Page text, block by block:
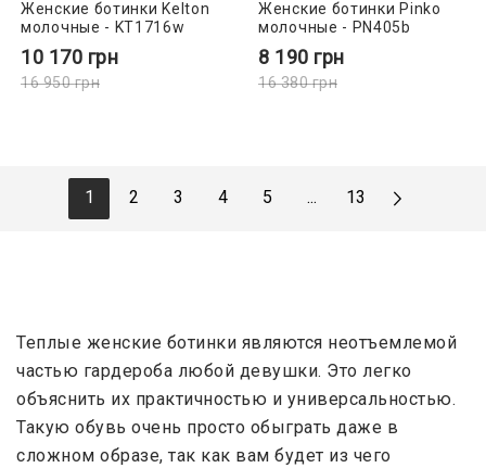
Женские ботинки Kelton
молочные - KT1716w
10 170 грн
16 950грн
Женские ботинки Pinko
молочные - PN405b
8 190 грн
16 380грн
1 2 3 4 5 ... 13
Теплые женские ботинки являются неотъемлемой
частью гардероба любой девушки. Это легко
объяснить их практичностью и универсальностью.
Такую обувь очень просто обыграть даже в
сложном образе, так как вам будет из чего